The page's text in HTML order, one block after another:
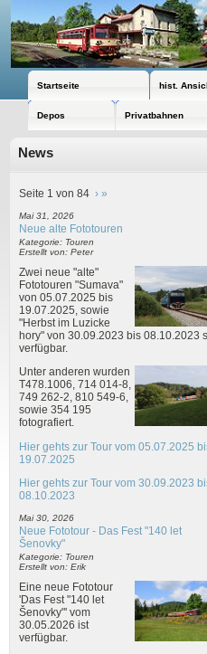
Startseite hist.
Depos Privatbahnen
News
Seite 1 von 84 › »
Mai 31, 2026
Neue alte Fototouren
Kategorie: Touren
Erstellt von: Peter
Zwei neue "alte"
Fototouren "Sumava"
von 05.07.2025 bis
19.07.2025, sowie
"Herbst im Luzicke
hory" von 30.09.2023 bis 08.10.2023
verfügbar.
Unter anderen wurden
T478.1006, 714 014-8,
749 262-2, 810 549-6,
sowie 354 195
fotografiert.
Hier gehts zur Tour vom 05.07.2025
19.07.2025
Hier gehts zur Tour vom 30.09.2023
08.10.2023
Mai 30, 2026
Neue Fototour - Das Fest "140 let
Šenovky"
Kategorie: Touren
Erstellt von: Erik
Eine neue Fototour
'Das Fest "140 let
Šenovky"' vom
30.05.2026 ist
verfügbar.